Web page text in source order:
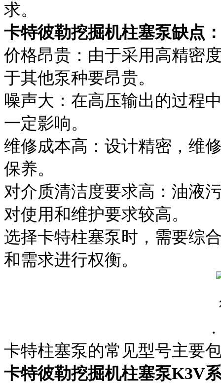
求。
卡特彼勒挖掘机柱塞泵缺点
价格昂贵：由于采用高精密
于其他泵种要昂贵。
噪声大：在高压输出的过程
一定影响。
维修成本高：设计精密，维
保养。
对介质清洁度要求高：油液
对使用和维护要求较高。
选择卡特柱塞泵时，需要综
和需求进行权衡。
.
卡特柱塞泵的常见型号主要
卡特彼勒挖掘机柱塞泵K3V